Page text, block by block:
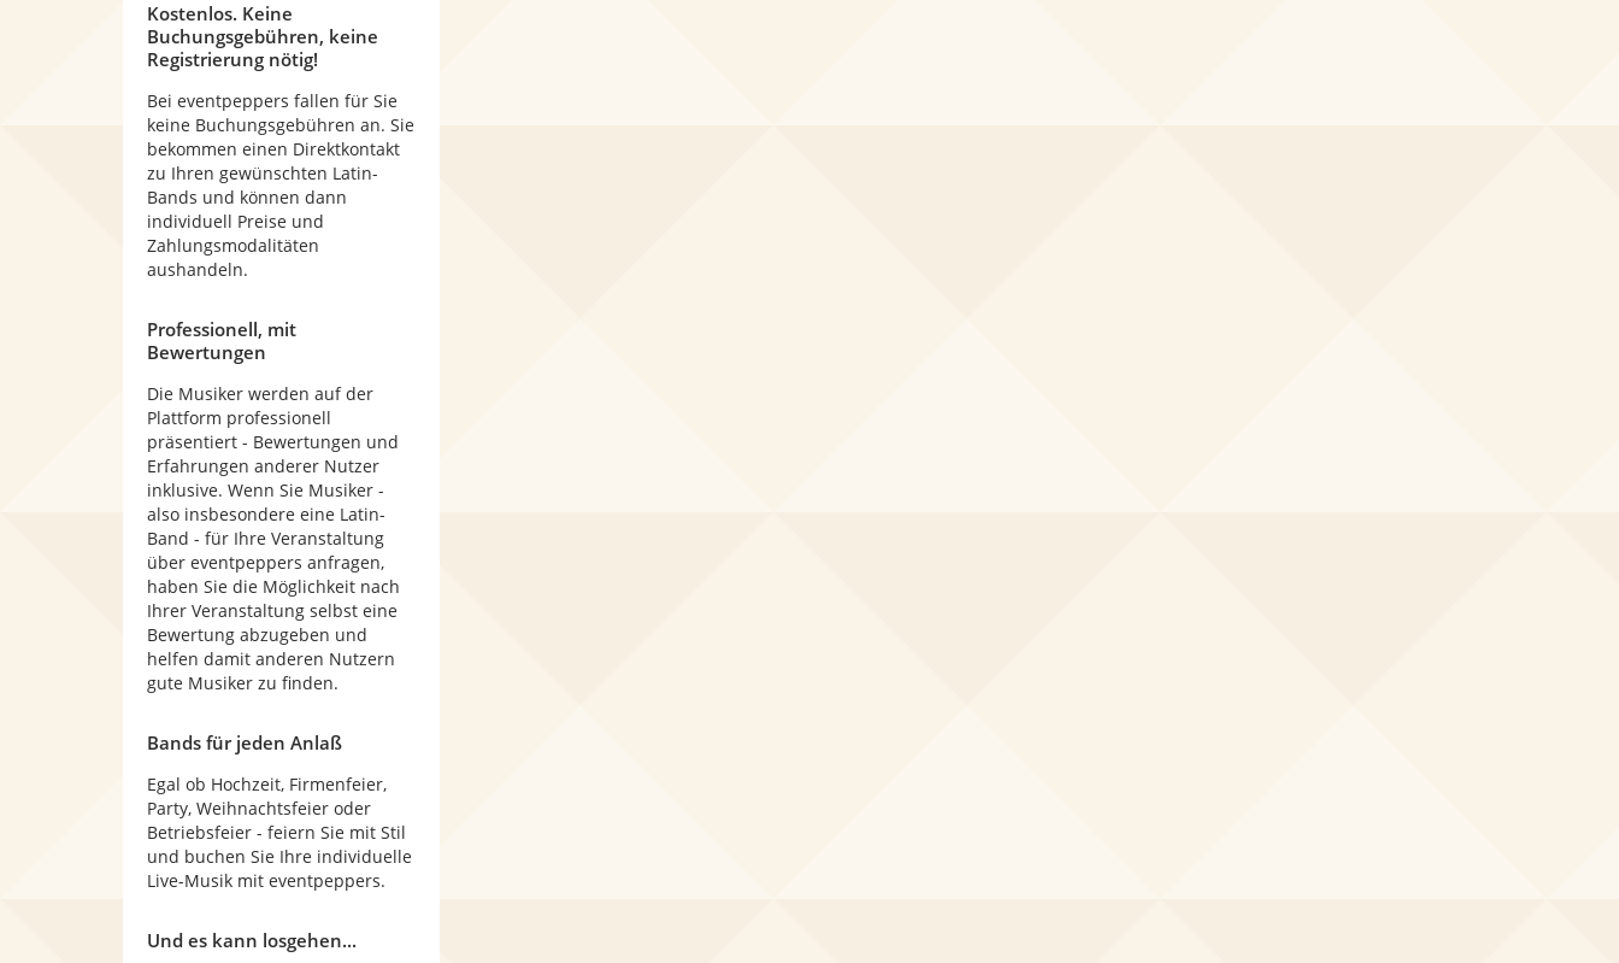
Kostenlos. Keine
Buchungsgebühren, keine
Registrierung nötig!
Bei eventpeppers fallen für Sie
keine Buchungsgebühren an. Sie
bekommen einen Direktkontakt
zu Ihren gewünschten Latin-
Bands und können dann
individuell Preise und
Zahlungsmodalitäten
aushandeln.
Professionell, mit
Bewertungen
Die Musiker werden auf der
Plattform professionell
präsentiert - Bewertungen und
Erfahrungen anderer Nutzer
inklusive. Wenn Sie Musiker -
also insbesondere eine Latin-
Band - für Ihre Veranstaltung
über eventpeppers anfragen,
haben Sie die Möglichkeit nach
Ihrer Veranstaltung selbst eine
Bewertung abzugeben und
helfen damit anderen Nutzern
gute Musiker zu finden.
Bands für jeden Anlaß
Egal ob Hochzeit, Firmenfeier,
Party, Weihnachtsfeier oder
Betriebsfeier - feiern Sie mit Stil
und buchen Sie Ihre individuelle
Live-Musik mit eventpeppers.
Und es kann losgehen...